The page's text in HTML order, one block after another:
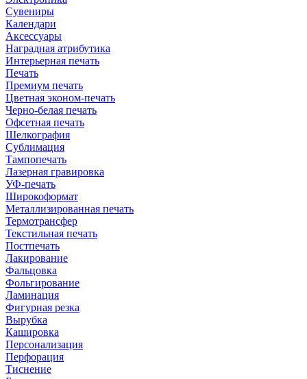
Сувениры
Календари
Аксессуары
Наградная атрибутика
Интерьерная печать
Печать
Премиум печать
Цветная эконом-печать
Черно-белая печать
Офсетная печать
Шелкография
Сублимация
Тампопечать
Лазерная гравировка
УФ-печать
Широкоформат
Металлизированная печать
Термотрансфер
Текстильная печать
Постпечать
Лакирование
Фальцовка
Фольгирование
Ламинация
Фигурная резка
Вырубка
Кашировка
Персонализация
Перфорация
Тиснение